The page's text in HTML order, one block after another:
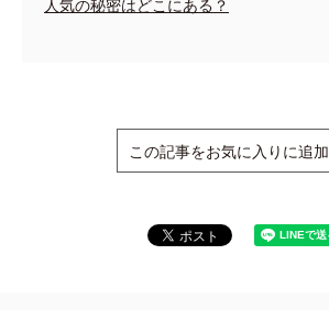
人気の秘密はどこにある？
この記事をお気に入りに追加